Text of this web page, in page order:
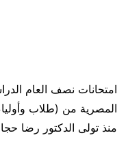
المصرية من (طلاب
منذ تولى الدكتور رضا